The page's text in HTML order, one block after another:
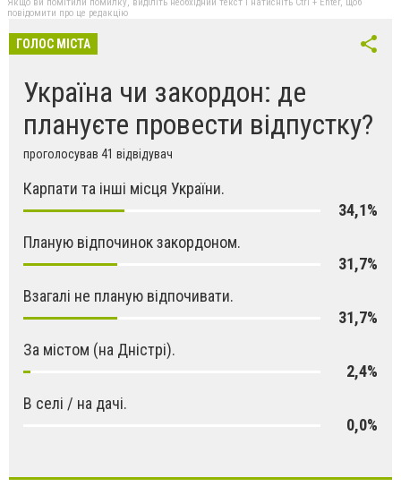
Якщо ви помітили помилку, виділіть необхідний текст і натисніть Ctrl + Enter, щоб
повідомити про це редакцію
ГОЛОС МІСТА
Україна чи закордон: де
плануєте провести відпустку?
проголосував 41 відвідувач
Карпати та інші місця України.
34,1%
Планую відпочинок закордоном.
31,7%
Взагалі не планую відпочивати.
31,7%
За містом (на Дністрі).
2,4%
В селі / на дачі.
0,0%